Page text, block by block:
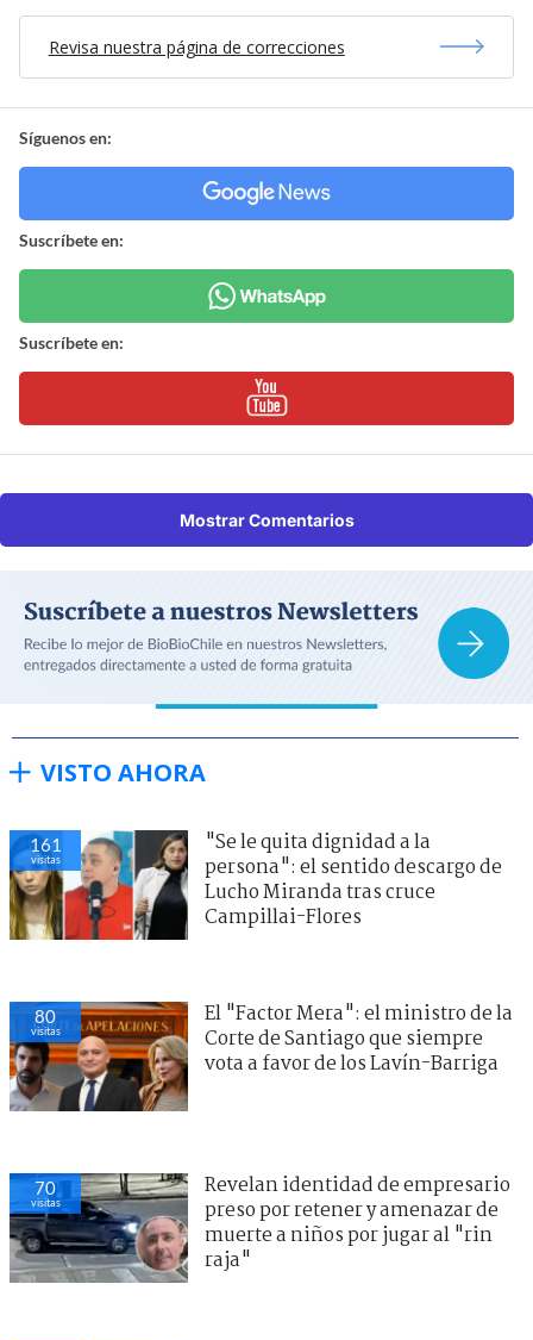
Revisa nuestra página de correcciones
Síguenos en:
Suscríbete en:
Suscríbete en:
Mostrar Comentarios
VISTO AHORA
161
visitas
"Se le quita dignidad a la
persona": el sentido descargo de
Lucho Miranda tras cruce
Campillai-Flores
80
visitas
El "Factor Mera": el ministro de la
Corte de Santiago que siempre
vota a favor de los Lavín-Barriga
70
visitas
Revelan identidad de empresario
preso por retener y amenazar de
muerte a niños por jugar al "rin
raja"